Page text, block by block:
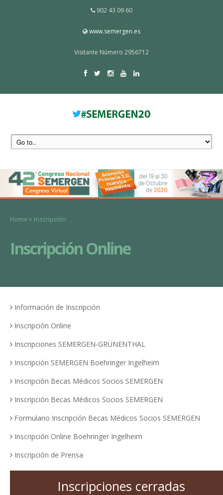
902 43 09 60
www.semergen.es
Visitante Número 2956712
Home Inscripción
Inscripción Online
Información de Inscripción
Inscripción Online
Inscripciones SEMERGEN-GRÜNENTHAL
Inscripción SEMERGEN Boehringer Ingelheim
Inscripción Becas Médicos Socios SEMERGEN
Inscripción Becas Médicos Socios SEMERGEN
Formulario Inscripción Becas Médicos Socios SEMERGEN
Inscripción Online Boehringer Ingelheim
Inscripción de Prensa
Inscripciones cerradas